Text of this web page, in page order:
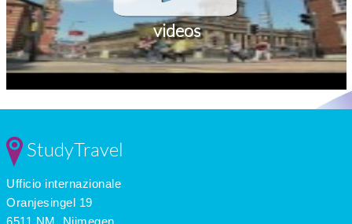
videos
StudyTravel
Ufficio internazionale
Oranjesingel 19